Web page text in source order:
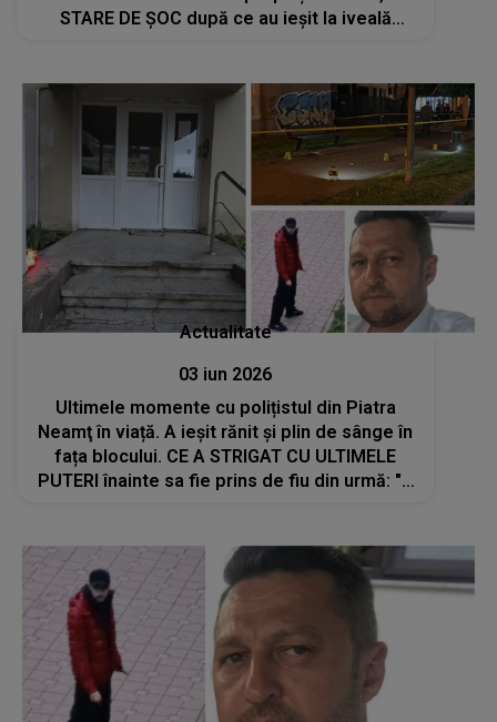
STARE DE ȘOC după ce au ieșit la iveală
Actualitate
03 iun 2026
Ultimele momente cu polițistul din Piatra
Neamţ în viață. A ieșit rănit și plin de sânge în
fața blocului. CE A STRIGAT CU ULTIMELE
PUTERI înainte sa fie prins de fiu din urmă: "I-